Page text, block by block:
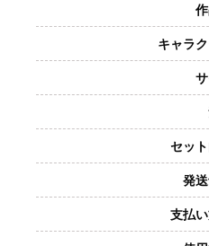
キャラ
セッ
発
支払